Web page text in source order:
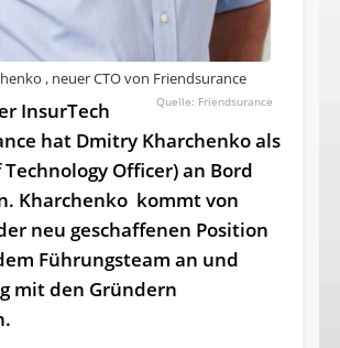
, neuer CTO von Friendsurance
Friendsurance
InsurTech
hat Dmitry Kharchenko als
Technology Officer) an Bord
Kharchenko kommt von
neu geschaffenen Position
Führungsteam an und
mit den Gründern